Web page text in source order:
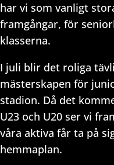
har vi som vanligt
framgångar, för
klasserna.
I juli blir det roliga
mästerskapen för
stadion. Då det
U23 och U20 ser vi
våra aktiva får ta på
hemmaplan.